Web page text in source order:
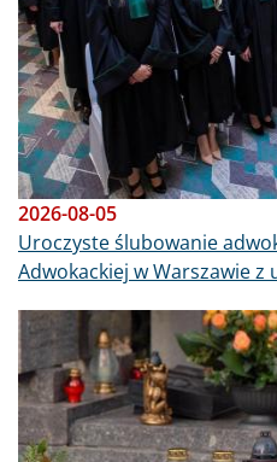
2026-08-05
Uroczyste ślubowanie
Adwokackiej w Warszawie z
Obraz